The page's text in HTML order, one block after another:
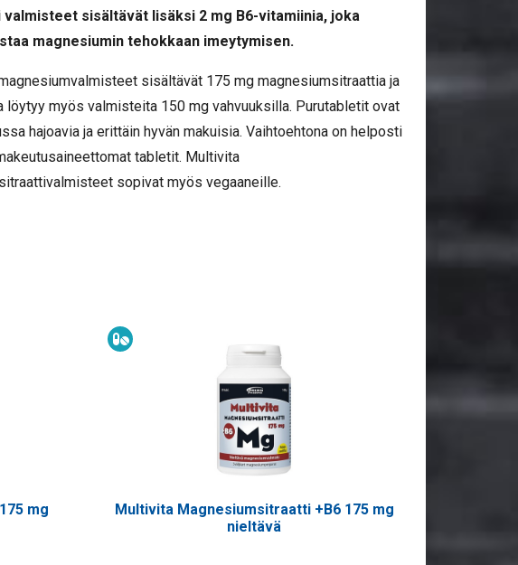
valmisteet sisältävät lisäksi 2 mg B6-vitamiinia, joka
magnesiumin tehokkaan imeytymisen.
sisältävät 175 mg magnesiumsitraattia ja
löytyy myös valmisteita 150 mg vahvuuksilla. Purutabletit ovat
hajoavia ja erittäin hyvän makuisia. Vaihtoehtona on helposti
tabletit. Multivita
sopivat myös vegaaneille.
mg
Multivita Magnesiumsitraatti +B6 175 mg
nieltävä